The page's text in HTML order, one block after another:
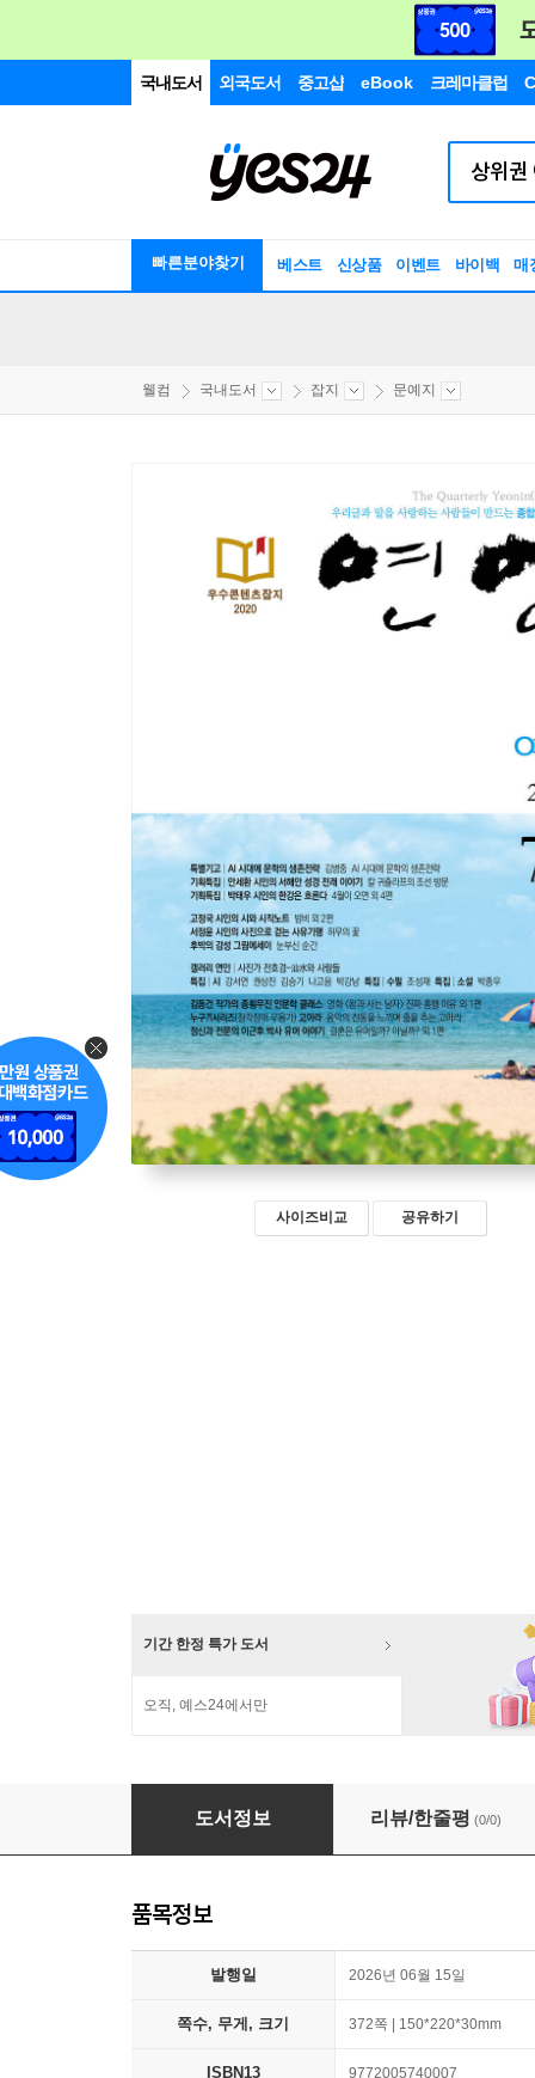
국내도서 외국도서 중고샵 eBook 크레마클럽
빠른분야찾기 베스트 신상품 이벤트 바이백 매
웰컴 국내도서 잡지 문예지
사이즈비교 공유하기
기간 한정 특가 도서
오직, 예스24에서만
연인 (계간) : 여름 [2026]
도서정보 리뷰/한줄평 (0/0)
품목정보
발행일 2026년 06월 15일
쪽수, 무게, 크기 372쪽 | 150*220*30mm
ISBN13 9772005740007